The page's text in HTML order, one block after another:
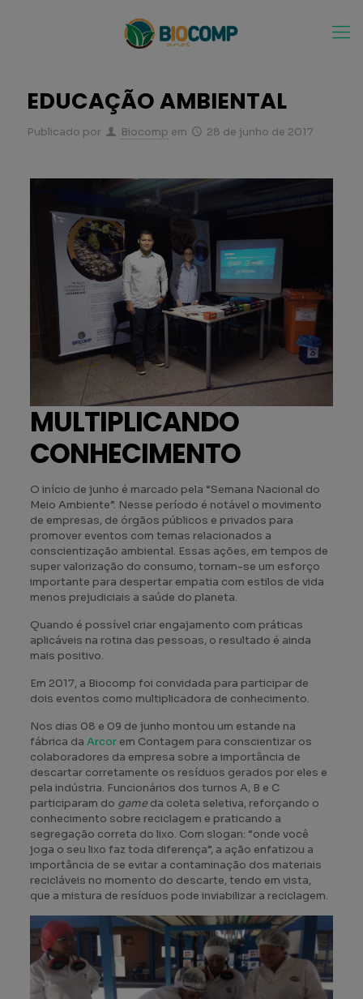
EDUCAÇÃO AMBIENTAL
Publicado por Biocomp em 28 de junho de 2017
MULTIPLICANDO
CONHECIMENTO
O início de junho é marcado pela “Semana Nacional do
Meio Ambiente”. Nesse período é notável o movimento
de empresas, de órgãos públicos e privados para
promover eventos com temas relacionados a
conscientização ambiental. Essas ações, em tempos de
super valorização do consumo, tornam-se um esforço
importante para despertar empatia com estilos de vida
menos prejudiciais a saúde do planeta.
Quando é possível criar engajamento com práticas
aplicáveis na rotina das pessoas, o resultado é ainda
mais positivo.
Em 2017, a Biocomp foi convidada para participar de
dois eventos como multiplicadora de conhecimento.
Nos dias 08 e 09 de junho montou um estande na
fábrica da Arcorem Contagem para conscientizar os
colaboradores da empresa sobre a importância de
descartar corretamente os resíduos gerados por eles e
pela indústria. Funcionários dos turnos A, B e C
participaram do gameda coleta seletiva, reforçando o
conhecimento sobre reciclagem e praticando a
segregação correta do lixo. Com slogan: “onde você
joga o seu lixo faz toda diferença”, a ação enfatizou a
importância de se evitar a contaminação dos materiais
recicláveis no momento do descarte, tendo em vista,
que a mistura de resíduos pode inviabilizar a reciclagem.